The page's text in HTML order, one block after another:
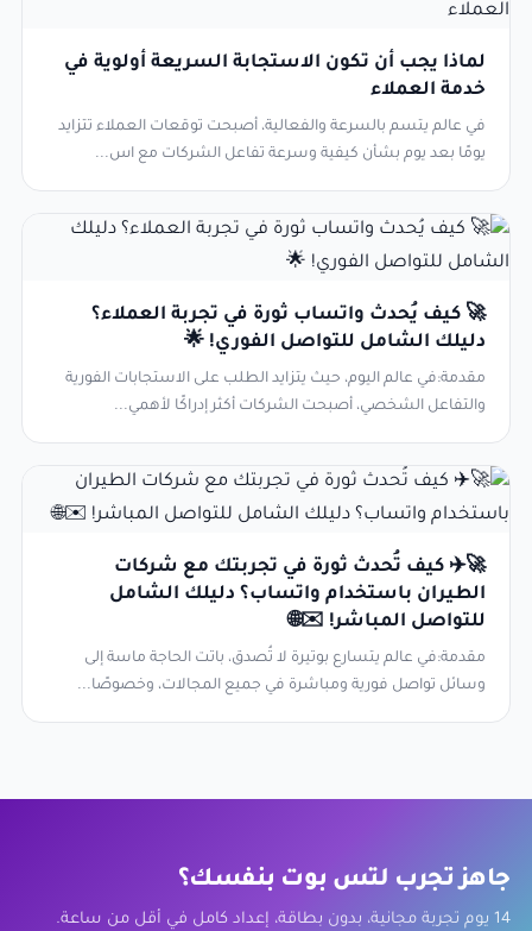
لماذا يجب أن تكون الاستجابة السريعة أولوية في
خدمة العملاء
في عالم يتسم بالسرعة والفعالية، أصبحت توقعات العملاء تتزايد
يومًا بعد يوم بشأن كيفية وسرعة تفاعل الشركات مع اس...
🚀 كيف يُحدث واتساب ثورة في تجربة العملاء؟
دليلك الشامل للتواصل الفوري! 🌟
مقدمة:في عالم اليوم، حيث يتزايد الطلب على الاستجابات الفورية
والتفاعل الشخصي، أصبحت الشركات أكثر إدراكًا لأهمي...
🚀✈️ كيف تُحدث ثورة في تجربتك مع شركات
الطيران باستخدام واتساب؟ دليلك الشامل
للتواصل المباشر! ✉️🌐
مقدمة:في عالم يتسارع بوتيرة لا تُصدق، باتت الحاجة ماسة إلى
وسائل تواصل فورية ومباشرة في جميع المجالات، وخصوصًا...
جاهز تجرب لتس بوت بنفسك؟
14 يوم تجربة مجانية، بدون بطاقة، إعداد كامل في أقل من ساعة.